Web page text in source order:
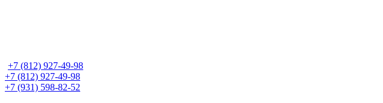
+7 (812) 927-49-98
+7 (812) 927-49-98
+7 (931) 598-82-52